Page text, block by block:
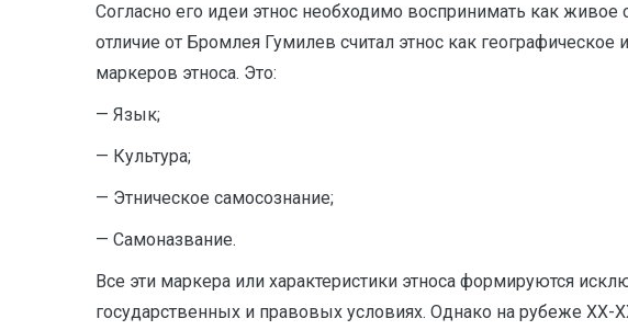
Согласно его идеи этнос необходимо воспринимать как живое
отличие от Бромлея Гумилев считал этнос как
маркеров этноса. Это:
— Язык;
— Культура;
— Этническое самосознание;
— Самоназвание.
Все эти маркера или характеристики этноса формируются
государственных и правовых условиях. Однако на рубеже